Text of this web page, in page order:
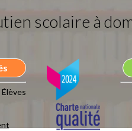
scolaire à